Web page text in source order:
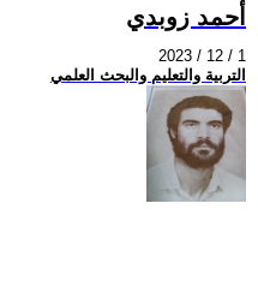
أحمد زوبدي
2023 / 12 / 1
التربية والتعليم والبحث العلمي